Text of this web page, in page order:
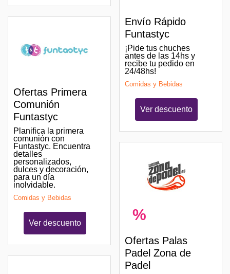
Ofertas Primera
Comunión
Funtastyc
Planifica la primera
comunión con
Funtastyc. Encuentra
detalles
personalizados,
dulces y decoración,
para un día
inolvidable.
Comidas y Bebidas
Ver descuento
Envío Rápido
Funtastyc
¡Pide tus chuches
antes de las 14hs y
recibe tu pedido en
24/48hs!
Comidas y Bebidas
Ver descuento
%
Ofertas Palas
Padel Zona de
Padel